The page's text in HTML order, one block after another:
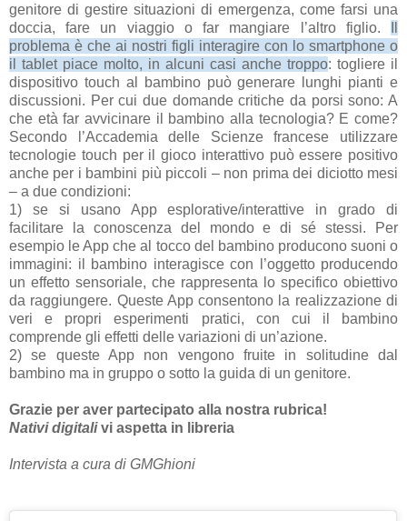
genitore di gestire situazioni di emergenza, come farsi una
doccia, fare un viaggio o far mangiare l’altro figlio.
problema è che ai nostri figli interagire con lo smartphone o
il tablet piace molto, in alcuni casi anche troppo: togliere il
dispositivo touch al bambino può generare lunghi pianti e
discussioni. Per cui due domande critiche da porsi sono: A
che età far avvicinare il bambino alla tecnologia? E come?
Secondo l’Accademia delle Scienze francese utilizzare
tecnologie touch per il gioco interattivo può essere positivo
anche per i bambini più piccoli – non prima dei diciotto mesi
– a due condizioni:
1) se si usano App esplorative/interattive in grado di
facilitare la conoscenza del mondo e di sé stessi. Per
esempio le App che al tocco del bambino producono suoni o
immagini: il bambino interagisce con l’oggetto producendo
un effetto sensoriale, che rappresenta lo specifico obiettivo
da raggiungere. Queste App consentono la realizzazione di
veri e propri esperimenti pratici, con cui il bambino
comprende gli effetti delle variazioni di un’azione.
2) se queste App non vengono fruite in solitudine dal
bambino ma in gruppo o sotto la guida di un genitore.
Grazie per aver partecipato alla nostra rubrica!
Nativi digitalivi aspetta in libreria
Intervista a cura di GMGhioni